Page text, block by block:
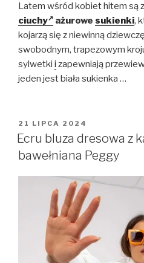
Latem wśród kobiet hitem są
ciuchy
ażurowe sukienki,
kojarzą się z niewinną
swobodnym, trapezowym
sylwetki i zapewniają
jeden jest biała sukienka …
OPUBLIKOWANE
W
21 LIPCA 2024
Ecru bluza dresowa z
bawełniana Peggy